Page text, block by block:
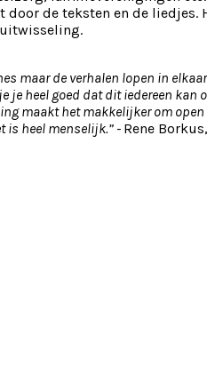
de teksten en de
maar de verhalen lopen in
heel goed dat dit iedereen kan
maakt het makkelijker om
is heel menselijk.” - Rene